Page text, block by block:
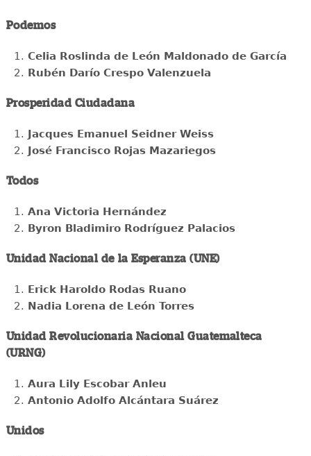
Podemos
Celia Roslinda de León Maldonado de García
Rubén Darío Crespo Valenzuela
Prosperidad Ciudadana
Jacques Emanuel Seidner Weiss
José Francisco Rojas Mazariegos
Todos
Ana Victoria Hernández
Byron Bladimiro Rodríguez Palacios
Unidad Nacional de la Esperanza (UNE)
Erick Haroldo Rodas Ruano
Nadia Lorena de León Torres
Unidad Revolucionaria Nacional Guatemalteca
(URNG)
Aura Lily Escobar Anleu
Antonio Adolfo Alcántara Suárez
Unidos